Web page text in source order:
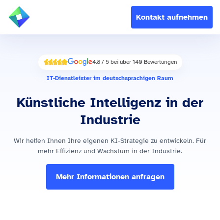
Kontakt aufnehmen
4.8 / 5 bei über 140 Bewertungen
IT-Dienstleister im deutschsprachigen Raum
Künstliche Intelligenz in der
Industrie
Wir helfen Ihnen Ihre eigenen KI-Strategie zu entwickeln. Für
mehr Effizienz und Wachstum in der Industrie.
Mehr Informationen anfragen